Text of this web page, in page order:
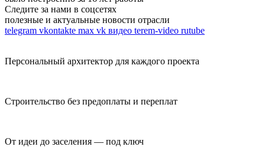
Следите за нами в соцсетях
полезные и актуальные новости отрасли
telegram vkontakte max vk видео terem-video rutube
Персональный архитектор для каждого проекта
Строительство без предоплаты и переплат
От идеи до заселения — под ключ